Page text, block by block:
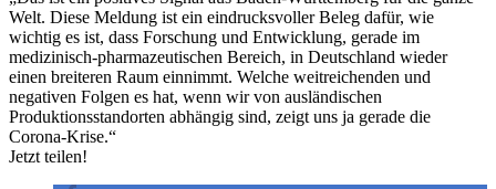
Welt. Diese Meldung ist ein eindrucksvoller Beleg dafür, wie
wichtig es ist, dass Forschung und Entwicklung, gerade im
medizinisch-pharmazeutischen Bereich, in Deutschland wieder
einen breiteren Raum einnimmt. Welche weitreichenden und
negativen Folgen es hat, wenn wir von ausländischen
Produktionsstandorten abhängig sind, zeigt uns ja gerade die
Corona-Krise.“
Jetzt teilen!